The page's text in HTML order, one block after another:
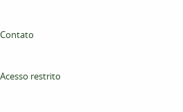
Contato
Acesso restrito